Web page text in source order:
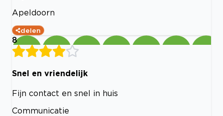
Apeldoorn
delen
8
Snel en vriendelijk
Fijn contact en snel in huis
Communicatie